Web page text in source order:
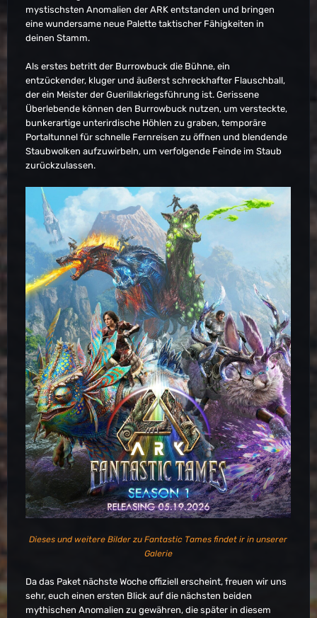
mystischsten Anomalien der ARK entstanden und bringen
eine wundersame neue Palette taktischer Fähigkeiten in
deinen Stamm.
Als erstes betritt der Burrowbuck die Bühne, ein
entzückender, kluger und äußerst schreckhafter Flauschball,
der ein Meister der Guerillakriegsführung ist. Gerissene
Überlebende können den Burrowbuck nutzen, um versteckte,
bunkerartige unterirdische Höhlen zu graben, temporäre
Portaltunnel für schnelle Fernreisen zu öffnen und blendende
Staubwolken aufzuwirbeln, um verfolgende Feinde im Staub
zurückzulassen.
Dieses und weitere Bilder zu Fantastic Tames findet ir in unserer
Galerie
Da das Paket nächste Woche offiziell erscheint, freuen wir uns
sehr, euch einen ersten Blick auf die nächsten beiden
mythischen Anomalien zu gewähren, die später in diesem